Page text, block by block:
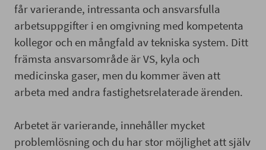
får varierande, intressanta och ansvarsfulla
arbetsuppgifter i en omgivning med kompetenta
kollegor och en mångfald av tekniska system. Ditt
främsta ansvarsområde är VS, kyla och
medicinska gaser, men du kommer även att
arbeta med andra fastighetsrelaterade ärenden.
Arbetet är varierande, innehåller mycket
problemlösning och du har stor möjlighet att själv